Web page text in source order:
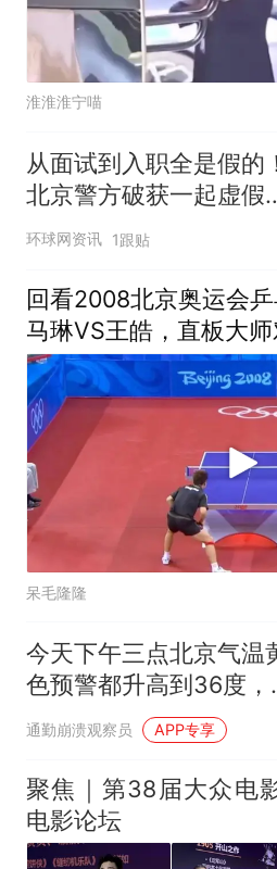
淮淮淮宁喵
从面试到入职全是假的！
北京警方破获一起虚假
工诈骗案
环球网资讯 1跟贴
回看2008北京奥运会乒
马琳VS王皓，直板大师
呆毛隆隆
今天下午三点北京气温
色预警都升高到36度，
们出来体验一下
通勤崩溃观察员 APP专享
聚焦｜第38届大众电
电影论坛